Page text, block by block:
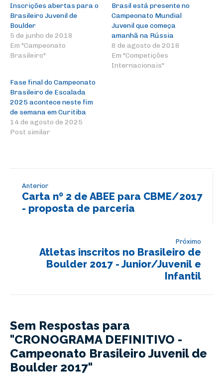
Inscrições abertas para o
Brasileiro Juvenil de
Boulder
5 de junho de 2018
Em "Campeonato
Brasileiro"
Brasil está presente no
Campeonato Mundial
Juvenil que começa
amanhã na Rússia
8 de agosto de 2018
Em "Competições
Internacionais"
Fase final do Campeonato
Brasileiro de Escalada
2025 acontece neste fim
de semana em Curitiba
14 de agosto de 2025
Post similar
Anterior
Carta nº 2 de ABEE para CBME/2017
- proposta de parceria
Próximo
Atletas inscritos no Brasileiro de
Boulder 2017 - Junior/Juvenil e
Infantil
Sem Respostas para
"CRONOGRAMA DEFINITIVO -
Campeonato Brasileiro Juvenil de
Boulder 2017"